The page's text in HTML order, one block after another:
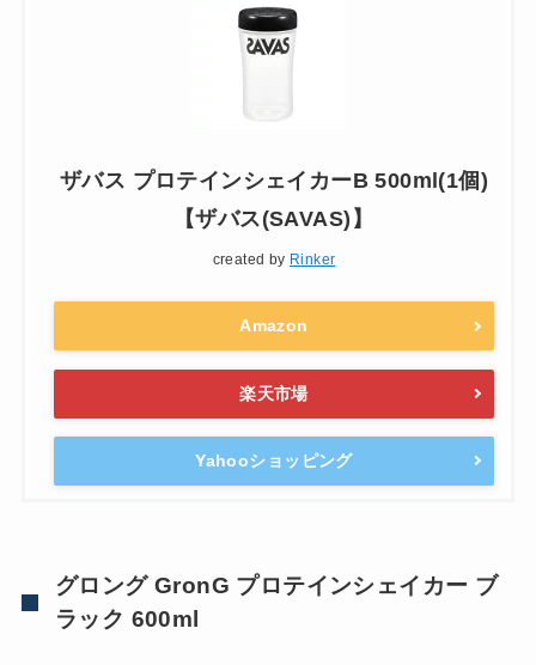
ザバス プロテインシェイカーB 500ml(1個)
【ザバス(SAVAS)】
created by Rinker
Amazon
楽天市場
Yahooショッピング
グロング GronG プロテインシェイカー ブ
ラック 600ml